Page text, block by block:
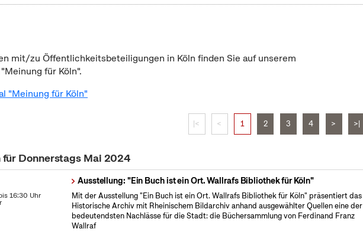
mit/zu Öffentlichkeitsbeteiligungen in Köln finden Sie auf unserem
für Köln".
"Meinung für Köln"
|< < 1 2 3 4 > >|
Donnerstags Mai 2024
16:30 Uhr
Ausstellung: "Ein Buch ist ein Ort. Wallrafs Bibliothek für Köln"
Mit der Ausstellung "Ein Buch ist ein Ort. Wallrafs Bibliothek für Köln" präsentiert das
Historische Archiv mit Rheinischem Bildarchiv anhand ausgewählter Quellen eine der
bedeutendsten Nachlässe für die Stadt: die Büchersammlung von Ferdinand Franz
Wallraf